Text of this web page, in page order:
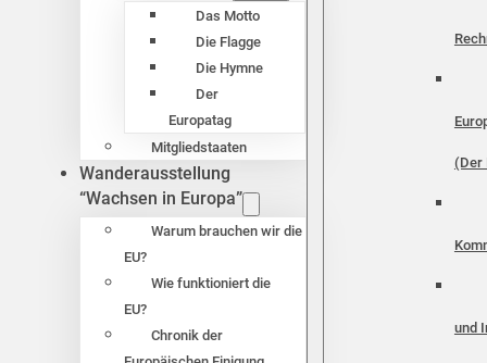
Das Motto
Die Flagge
Die Hymne
Der
Europatag
Mitgliedstaaten
Wanderausstellung
“Wachsen in Europa”
Warum brauchen wir die
EU?
Wie funktioniert die
EU?
Chronik der
(Der
und